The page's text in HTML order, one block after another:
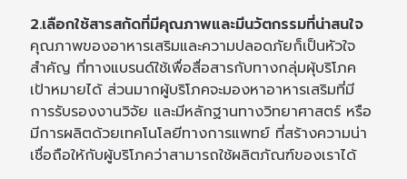
2.เลือกใช้สารสกัดที่มีคุณภาพและมีนวัตกรรมที่น่าสนใจ
คุณภาพของอาหารเสริมและความปลอดภัยก็เป็นหัวใจ
สำคัญ ที่ทางแบรนด์ใช้เพื่อสื่อสารกับทางกลุ่มผุ้บริโภค
เป้าหมายได้ ส่วนมากผู้บริโภคจะมองหาอาหารเสริมที่มี
การรับรองงานวิจัย และมีหลักฐานทางวิทยาศาสตร์ หรือ
มีการผลิตด้วยเทคโนโลยีทางการแพทย์ ที่สร้างความน่า
เชื่อถือให้กับผู้บริโภคว่าสามารถใช้ผลิตภัณฑ์ของเราได้